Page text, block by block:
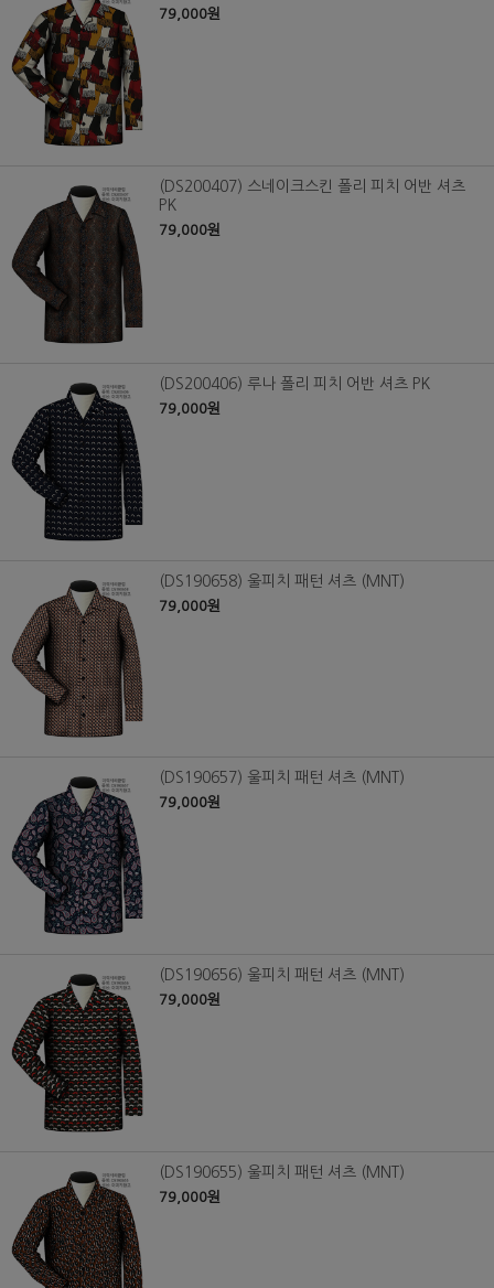
79,000원
(DS200407) 스네이크스킨 폴리 피치 어반 셔츠
PK
79,000원
(DS200406) 루나 폴리 피치 어반 셔츠 PK
79,000원
(DS190658) 울피치 패턴 셔츠 (MNT)
79,000원
(DS190657) 울피치 패턴 셔츠 (MNT)
79,000원
(DS190656) 울피치 패턴 셔츠 (MNT)
79,000원
(DS190655) 울피치 패턴 셔츠 (MNT)
79,000원